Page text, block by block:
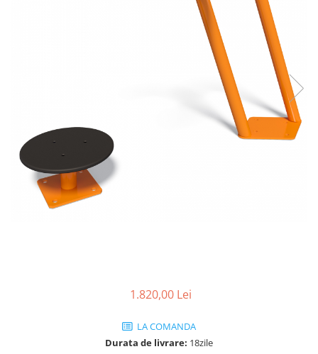
1.820,00 Lei
LA COMANDA
Durata de livrare: 18zile